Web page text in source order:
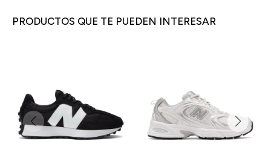
PRODUCTOS QUE TE PUEDEN INTERESAR